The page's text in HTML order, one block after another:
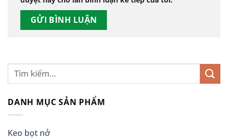
DANH MỤC SẢN PHẨM
Keo bọt nở